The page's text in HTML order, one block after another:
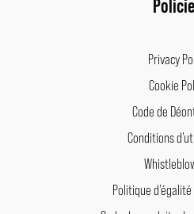
Privacy
Cookie
Code de
Conditions
Politique